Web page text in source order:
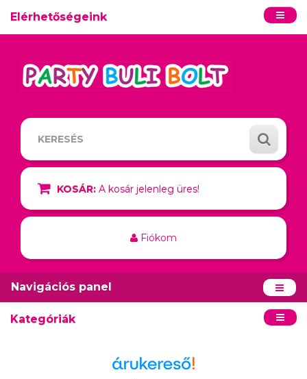
Elérhetőségeink
KOSÁR: A kosár jelenleg üres!
Fiókom
Navigációs panel
Kategóriák